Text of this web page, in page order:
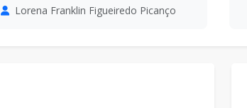
Concorrência - 05/2026
Rosimeire Dos Santos Prado Gonçalves